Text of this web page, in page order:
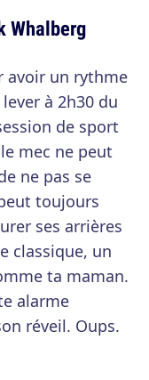
Whalberg
avoir un rythme
à 2h30 du
de sport
mec ne peut
ne pas se
toujours
ses arrières
classique, un
ta maman.
alarme
réveil. Oups.